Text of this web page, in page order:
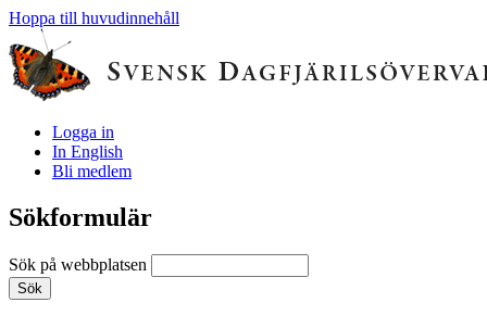
Hoppa till huvudinnehåll
Logga in
In English
Bli medlem
Sökformulär
Sök på webbplatsen